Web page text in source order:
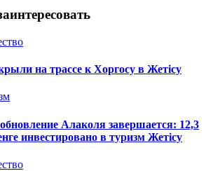
на трассе к Хоргосу в Жетісу
Алаколя завершается: 12,3
инвестировано в туризм Жетісу